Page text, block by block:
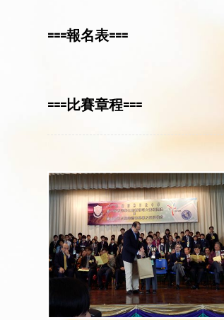
===報名表===
===比賽章程===